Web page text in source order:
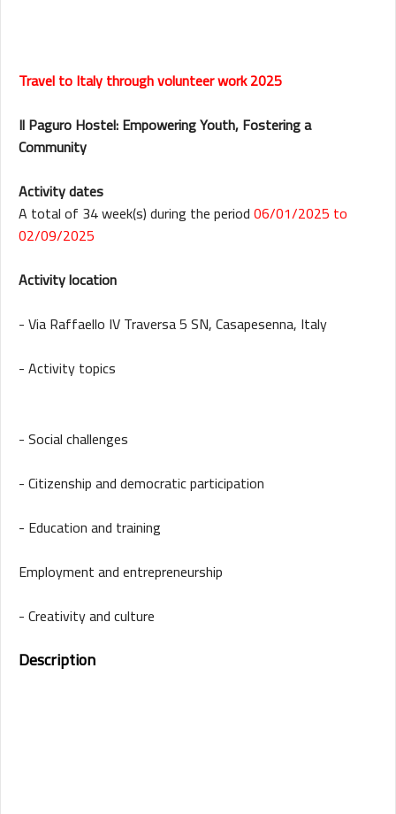
Travel to Italy through volunteer work 2025
Il Paguro Hostel: Empowering Youth, Fostering a
Community
Activity dates
A total of 34 week(s) during the period06/01/2025 to
02/09/2025
Activity location
- Via Raffaello IV Traversa 5 SN, Casapesenna, Italy
- Activity topics
- Social challenges
- Citizenship and democratic participation
- Education and training
Employment and entrepreneurship
- Creativity and culture
Description